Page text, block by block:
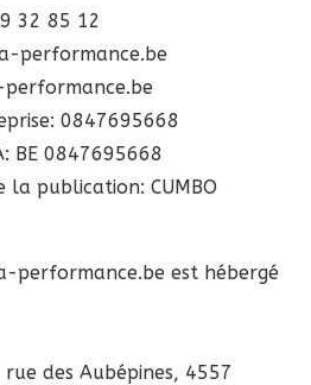
32 85 12
performance.be
performance.be
0847695668
BE 0847695668
la publication: CUMBO
performance.be est hébergé
rue des Aubépines, 4557